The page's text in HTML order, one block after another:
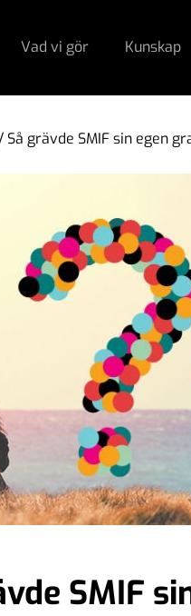
Vad vi gör Kunskap
Så grävde SMIF sin egen
SMIF